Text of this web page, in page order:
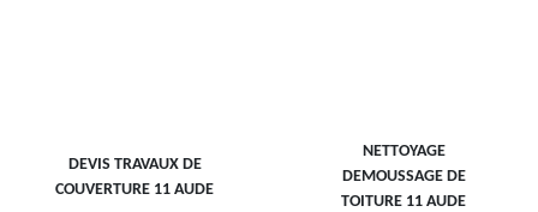
DEVIS TRAVAUX DE
COUVERTURE 11 AUDE
NETTOYAGE
DEMOUSSAGE DE
TOITURE 11 AUDE